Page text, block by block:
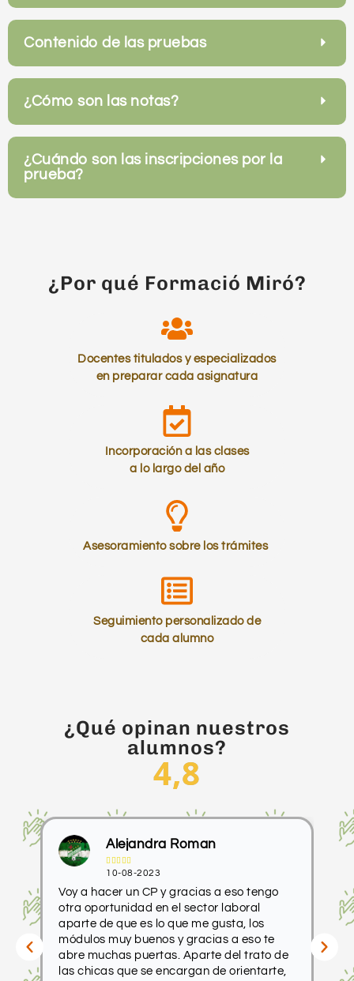
Contenido de las pruebas
¿Cómo son las notas?
¿Cuándo son las inscripciones por la
prueba?
¿Por qué Formació Miró?
Docentes titulados y especializados
en preparar cada asignatura
Incorporación a las clases
a lo largo del año
Asesoramiento sobre los trámites
Seguimiento personalizado de
cada alumno
¿Qué opinan nuestros
alumnos?
4,8
Alejandra Roman
  
10-08-2023
Voy a hacer un CP y gracias a eso tengo
otra oportunidad en el sector laboral
aparte de que es lo que me gusta, los
módulos muy buenos y gracias a eso te
abre muchas puertas. Aparte del trato de
las chicas que se encargan de orientarte,